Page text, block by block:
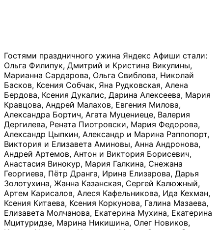
Гостями праздничного ужина Яндекс Афиши стали:
Ольга Филипук, Дмитрий и Кристина Викулины,
Марианна Сардарова, Ольга Свиблова, Николай
Басков, Ксения Собчак, Яна Рудковская, Алена
Бердова, Ксения Дукалис, Дарина Алексеева, Мария
Кравцова, Андрей Малахов, Евгения Милова,
Александра Бортич, Агата Муцениеце, Валерия
Дергилева, Рената Пиотровски, Мария Федорова,
Александр Цыпкин, Александр и Марина Раппопорт,
Виктория и Елизавета Аминовы, Анна Андронова,
Андрей Артемов, Антон и Виктория Борисевич,
Анастасия Винокур, Мария Галкина, Снежана
Георгиева, Пётр Дранга, Ирина Елизарова, Дарья
Золотухина, Жанна Казанская, Сергей Калюжный,
Артем Карисалов, Алеся Кафельникова, Ида Кехман,
Ксения Китаева, Ксения Коркунова, Галина Мазаева,
Елизавета Молчанова, Екатерина Мухина, Екатерина
Мцитуридзе, Марина Никишина, Олег Новиков,